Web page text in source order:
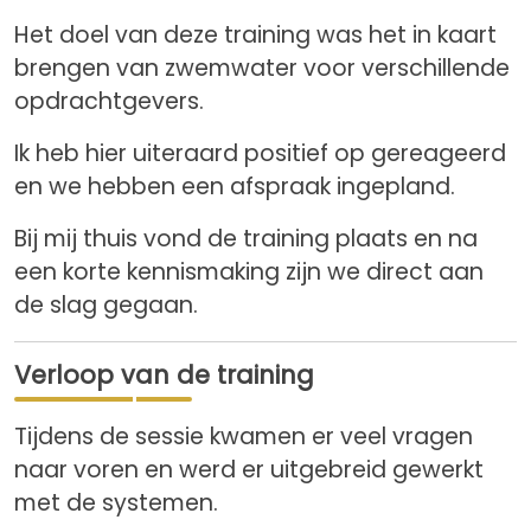
Het doel van deze training was het in kaart
brengen van zwemwater voor verschillende
opdrachtgevers.
Ik heb hier uiteraard positief op gereageerd
en we hebben een afspraak ingepland.
Bij mij thuis vond de training plaats en na
een korte kennismaking zijn we direct aan
de slag gegaan.
Verloop van de training
Tijdens de sessie kwamen er veel vragen
naar voren en werd er uitgebreid gewerkt
met de systemen.